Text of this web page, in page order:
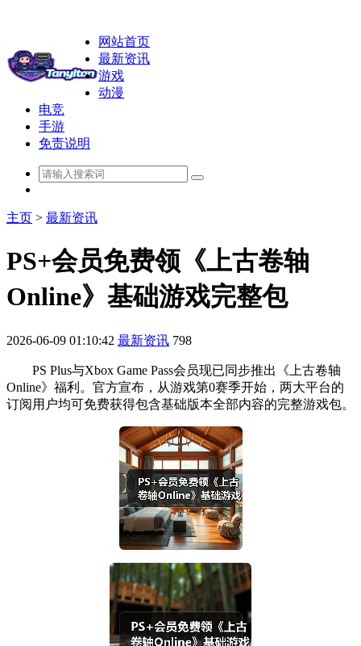
网站首页
最新资讯
游戏
动漫
电竞
手游
免责说明
主页 > 最新资讯
PS+会员免费领《上古卷轴
Online》基础游戏完整包
2026-06-09 01:10:42 最新资讯 798
PS Plus与Xbox Game Pass会员现已同步推出《上古卷轴
Online》福利。官方宣布，从游戏第0赛季开始，两大平台的
订阅用户均可免费获得包含基础版本全部内容的完整游戏包。